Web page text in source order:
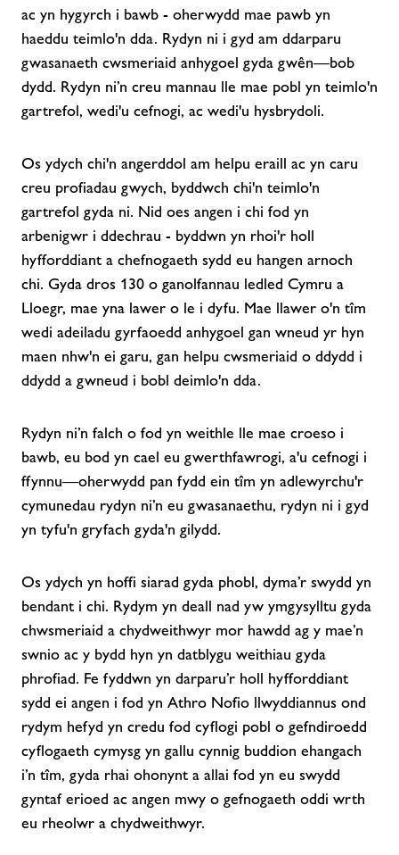
ac yn hygyrch i bawb - oherwydd mae pawb yn
haeddu teimlo'n dda. Rydyn ni i gyd am ddarparu
gwasanaeth cwsmeriaid anhygoel gyda gwên—bob
dydd. Rydyn ni’n creu mannau lle mae pobl yn teimlo'n
gartrefol, wedi'u cefnogi, ac wedi'u hysbrydoli.
Os ydych chi'n angerddol am helpu eraill ac yn caru
creu profiadau gwych, byddwch chi'n teimlo'n
gartrefol gyda ni. Nid oes angen i chi fod yn
arbenigwr i ddechrau - byddwn yn rhoi'r holl
hyfforddiant a chefnogaeth sydd eu hangen arnoch
chi. Gyda dros 130 o ganolfannau ledled Cymru a
Lloegr, mae yna lawer o le i dyfu. Mae llawer o'n tîm
wedi adeiladu gyrfaoedd anhygoel gan wneud yr hyn
maen nhw'n ei garu, gan helpu cwsmeriaid o ddydd i
ddydd a gwneud i bobl deimlo'n dda.
Rydyn ni’n falch o fod yn weithle lle mae croeso i
bawb, eu bod yn cael eu gwerthfawrogi, a'u cefnogi i
ffynnu—oherwydd pan fydd ein tîm yn adlewyrchu'r
cymunedau rydyn ni’n eu gwasanaethu, rydyn ni i gyd
yn tyfu'n gryfach gyda'n gilydd.
Os ydych yn hoffi siarad gyda phobl, dyma’r swydd yn
bendant i chi. Rydym yn deall nad yw ymgysylltu gyda
chwsmeriaid a chydweithwyr mor hawdd ag y mae’n
swnio ac y bydd hyn yn datblygu weithiau gyda
phrofiad. Fe fyddwn yn darparu’r holl hyfforddiant
sydd ei angen i fod yn Athro Nofio llwyddiannus ond
rydym hefyd yn credu fod cyflogi pobl o gefndiroedd
cyflogaeth cymysg yn gallu cynnig buddion ehangach
i’n tîm, gyda rhai ohonynt a allai fod yn eu swydd
gyntaf erioed ac angen mwy o gefnogaeth oddi wrth
eu rheolwr a chydweithwyr.